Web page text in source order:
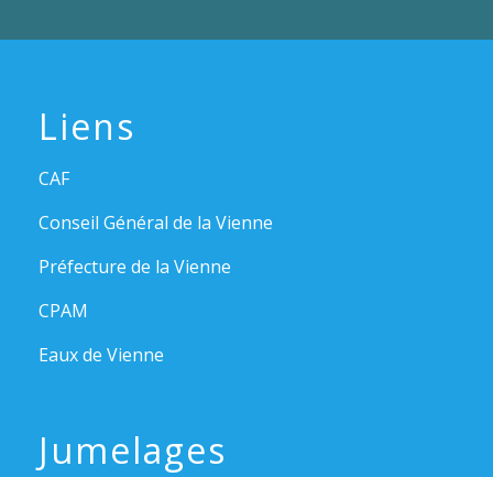
Liens
CAF
Conseil Général de la Vienne
Préfecture de la Vienne
CPAM
Eaux de Vienne
Jumelages